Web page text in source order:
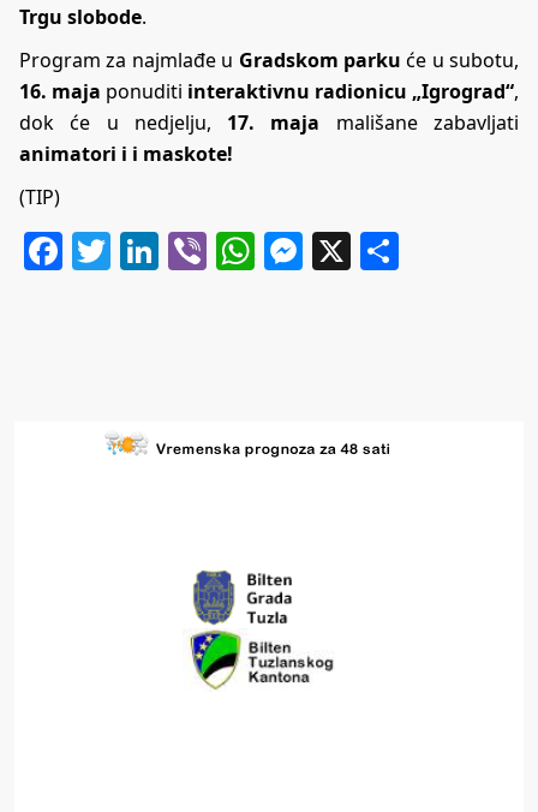
Trgu slobode.
Program za najmlađe u Gradskom parku će u subotu,
16. maja ponuditi interaktivnu radionicu „Igrograd“,
dok će u nedjelju, 17. maja mališane zabavljati
animatori i i maskote!
(TIP)
Facebook
Twitter
LinkedIn
ViberWhatsApp
Messenger
X